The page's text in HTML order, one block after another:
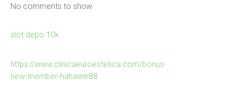
No comments to show.
slot depo 10k
https://www.clinicaeuroestetica.com/bonus-
new-member-hahawin88